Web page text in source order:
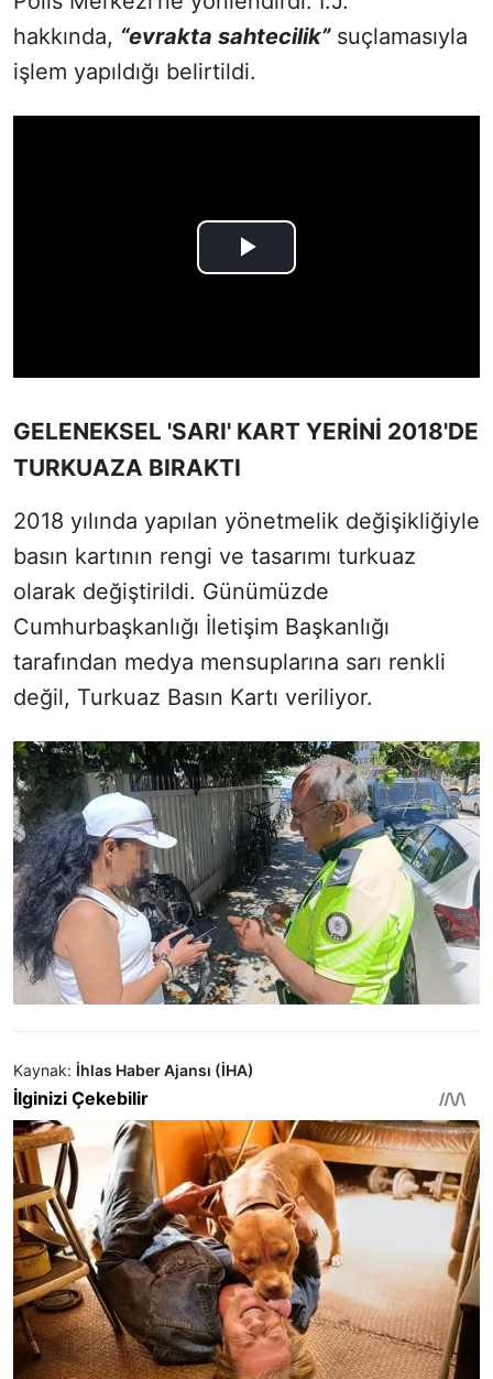
hakkında, “evrakta sahtecilik”suçlamasıyla
işlem yapıldığı belirtildi.
GELENEKSEL 'SARI' KART YERİNİ 2018'DE
TURKUAZA BIRAKTI
2018 yılında yapılan yönetmelik değişikliğiyle
basın kartının rengi ve tasarımı turkuaz
olarak değiştirildi. Günümüzde
Cumhurbaşkanlığı İletişim Başkanlığı
tarafından medya mensuplarına sarı renkli
değil, Turkuaz Basın Kartı veriliyor.
Kaynak: İhlas Haber Ajansı (İHA)